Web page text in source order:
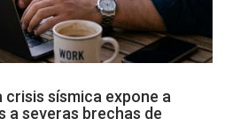
sísmica expone a
a severas brechas de